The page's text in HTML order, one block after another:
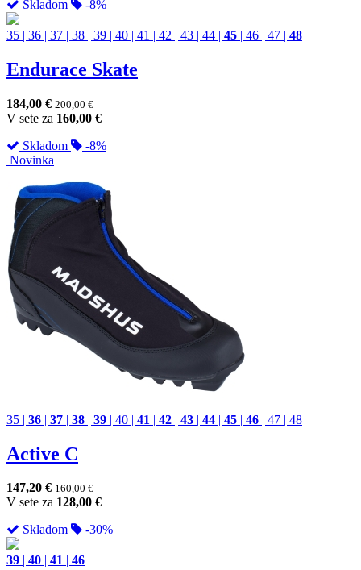
Skladom -8%
35 | 36 | 37 | 38 | 39 | 40 | 41 | 42 | 43 | 44 | 45 | 46 | 47 | 48
Endurace Skate
184,00 € 200,00 €
V sete za 160,00 €
Skladom
-8%
Novinka
35 | 36 | 37 | 38 | 39 | 40 | 41 | 42 | 43 | 44 | 45 | 46 | 47 | 48
Active C
147,20 € 160,00 €
V sete za 128,00 €
Skladom
-30%
39 | 40 | 41 | 46